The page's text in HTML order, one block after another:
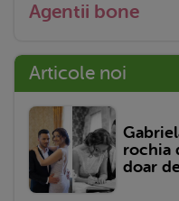
Agentii bone
Articole noi
rochia
doar